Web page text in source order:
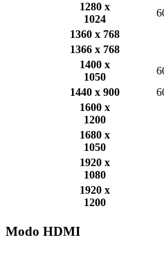
1280 x
1024
1360 x 768
1366 x 768
1400 x
1050
1440 x 900
1600 x
1200
1680 x
1050
1920 x
1080
1920 x
1200
Modo HDMI